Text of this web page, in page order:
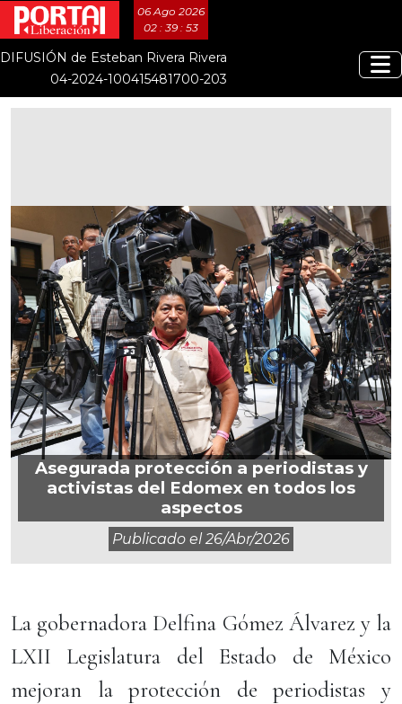
06 Ago 2026
02 : 39 : 53
DIFUSIÓN de Esteban Rivera Rivera
04-2024-100415481700-203
Asegurada protección a periodistas y
activistas del Edomex en todos los
aspectos
Publicado el26/abr/2026
La gobernadora Delfina Gómez Álvarez y la
LXII Legislatura del Estado de México
mejoran la protección de periodistas y